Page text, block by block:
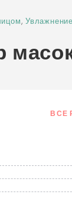
,Увлажнение
ВСЕ